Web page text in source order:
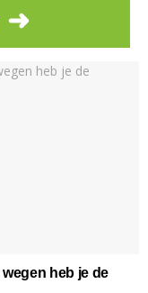
➜
heb je de